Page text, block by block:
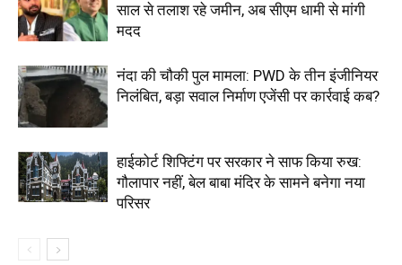
साल से तलाश रहे जमीन, अब सीएम धामी से मांगी
मदद
नंदा की चौकी पुल मामला: PWD के तीन इंजीनियर
निलंबित, बड़ा सवाल निर्माण एजेंसी पर कार्रवाई कब?
हाईकोर्ट शिफ्टिंग पर सरकार ने साफ किया रुख:
गौलापार नहीं, बेल बाबा मंदिर के सामने बनेगा नया
परिसर